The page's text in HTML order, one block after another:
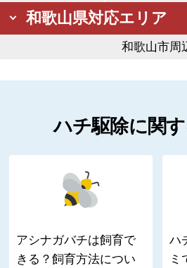
和歌山県対応エリア
和歌山市周
ハチ駆除に関
アシナガバチは飼育で
きる？飼育方法につい
ハ
ミ